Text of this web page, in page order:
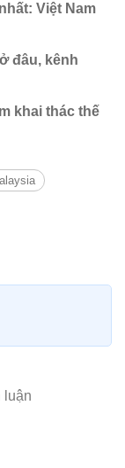
Việt Nam
đâu, kênh
khai thác thế